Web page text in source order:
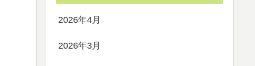
2026年4月
2026年3月